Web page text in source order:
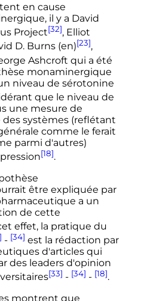
en cause
il y a David
Project[32], Elliot
D. Burns (en)[23],
Ashcroft qui a été
monaminergique
niveau de sérotonine
que le niveau de
une mesure de
systèmes (reflétant
comme le ferait
parmi d'autres)
[18].
être expliquée par
a un
de cette
effet, la pratique du
- [34] est la rédaction par
d'articles qui
des leaders d'opinion
[33] - [34] - [18].
montrent que